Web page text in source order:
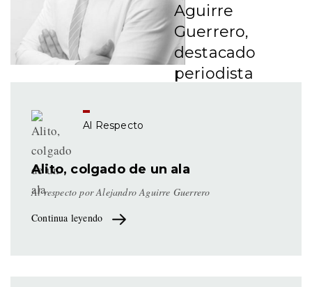
Aguirre
Guerrero,
destacado
periodista
“Carlos Loret
de Mola"
Al Respecto
Alito, colgado de un ala
Al respecto por Alejandro Aguirre Guerrero
Continua leyendo